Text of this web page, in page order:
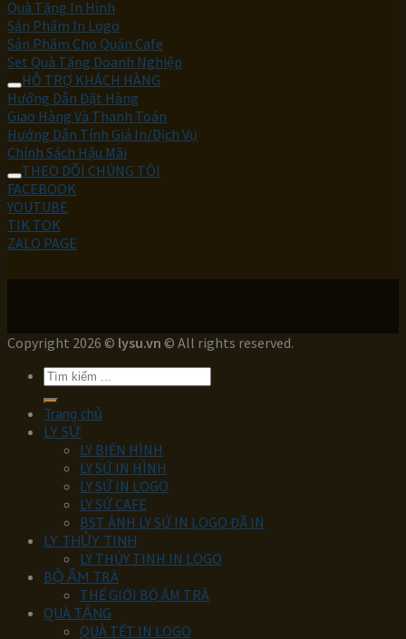
Quà Tặng In Hình
Sản Phẩm In Logo
Sản Phẩm Cho Quán Cafe
Set Quà Tặng Doanh Nghiệp
HỖ TRỢ KHÁCH HÀNG
Hướng Dẫn Đặt Hàng
Giao Hàng Và Thanh Toán
Hướng Dẫn Tính Giá In/Dịch Vụ
Chính Sách Hậu Mãi
THEO DÕI CHÚNG TÔI
FACEBOOK
YOUTUBE
TIK TOK
ZALO PAGE
Copyright 2026 © lysu.vn © All rights reserved.
Tìm
Trang chủ
LY SỨ
LY BIẾN HÌNH
LY SỨ IN HÌNH
LY SỨ IN LOGO
LY SỨ CAFE
BST ẢNH LY SỨ IN LOGO ĐÃ IN
LY THỦY TINH
LY THỦY TINH IN LOGO
BỘ ẤM TRÀ
THẾ GIỚI BỘ ẤM TRÀ
QUÀ TẶNG
QUÀ TẾT IN LOGO